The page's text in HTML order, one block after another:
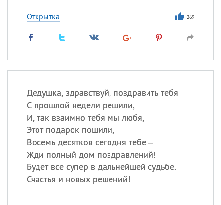
Открытка 269
Дедушка, здравствуй, поздравить тебя
С прошлой недели решили,
И, так взаимно тебя мы любя,
Этот подарок пошили,
Восемь десятков сегодня тебе –
Жди полный дом поздравлений!
Будет все супер в дальнейшей судьбе.
Счастья и новых решений!